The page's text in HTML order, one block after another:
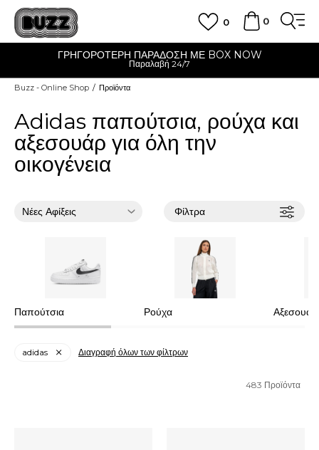
0
0
ΜΕ BOX NOW
Buzz - Online Shop Προϊόντα
Adidas παπούτσια, ρούχα και
αξεσουάρ για όλη την
οικογένεια
Φίλτρα
Παπούτσια Ρούχα Αξεσουάρ
adidas Διαγραφή όλων των φίλτρων
483 Προϊόντα